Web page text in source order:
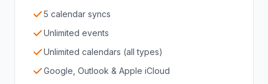
5 calendar syncs
Unlimited events
Unlimited calendars (all types)
Google, Outlook & Apple iCloud